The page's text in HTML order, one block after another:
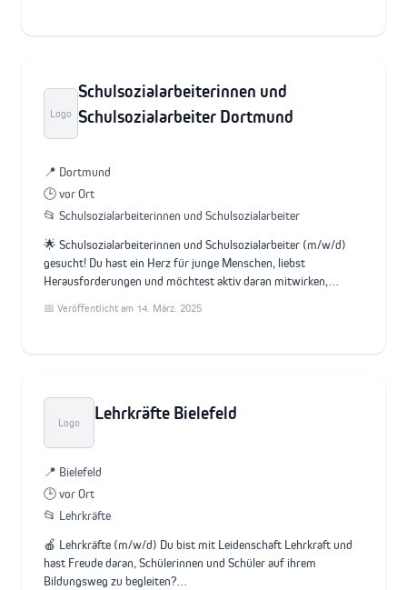
Logo
Schulsozialarbeiterinnen und
Schulsozialarbeiter Dortmund
📍 Dortmund
🕒 vor Ort
📂 Schulsozialarbeiterinnen und Schulsozialarbeiter
🌟 Schulsozialarbeiterinnen und Schulsozialarbeiter (m/w/d)
gesucht! Du hast ein Herz für junge Menschen, liebst
Herausforderungen und möchtest aktiv daran mitwirken,…
📅 Veröffentlicht am 14. März. 2025
Logo Lehrkräfte Bielefeld
📍 Bielefeld
🕒 vor Ort
📂 Lehrkräfte
🍎 Lehrkräfte (m/w/d) Du bist mit Leidenschaft Lehrkraft und
hast Freude daran, Schülerinnen und Schüler auf ihrem
Bildungsweg zu begleiten?…